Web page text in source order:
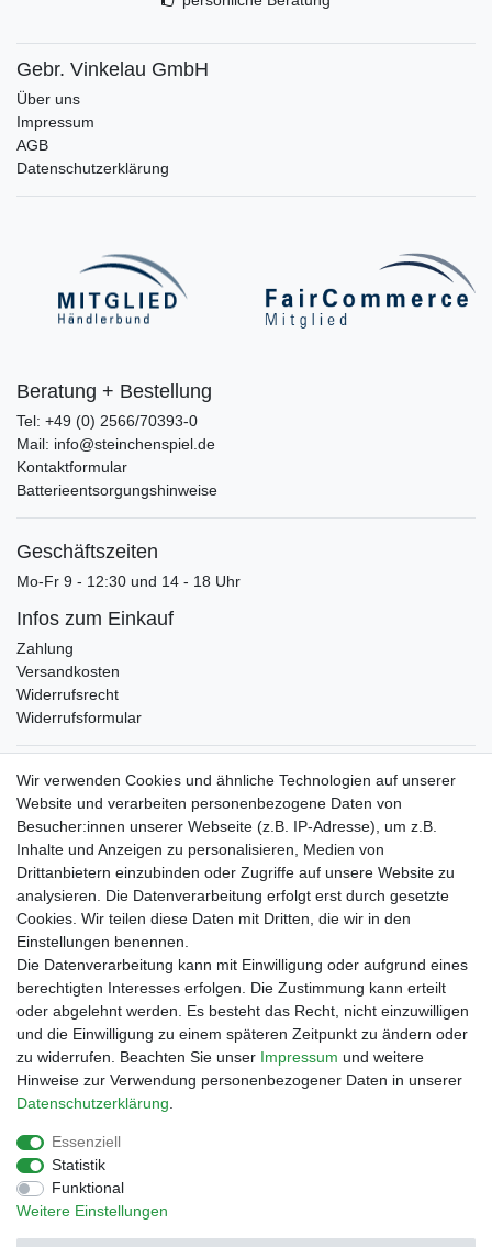
Gebr. Vinkelau GmbH
Über uns
Impressum
AGB
Datenschutzerklärung
Beratung + Bestellung
Tel: +49 (0) 2566/70393-0
Mail: info@steinchenspiel.de
Kontaktformular
Batterieentsorgungshinweise
Geschäftszeiten
Mo-Fr 9 - 12:30 und 14 - 18 Uhr
Infos zum Einkauf
Zahlung
Versandkosten
Widerrufsrecht
Widerrufsformular
Verpackungslizenz
bei der Landbell AG
Zahlungsarten
Vorabüberweisung
Rechnungskauf
Zahlung bei Abholung
PayPal (inkl. Kreditkarten)
Impressum
Barrierefreiheitserklärung
Wir verwenden Cookies und ähnliche Technologien auf unserer
Website und verarbeiten personenbezogene Daten von
Besucher:innen unserer Webseite (z.B. IP-Adresse), um z.B.
Inhalte und Anzeigen zu personalisieren, Medien von
Drittanbietern einzubinden oder Zugriffe auf unsere Website zu
analysieren. Die Datenverarbeitung erfolgt erst durch gesetzte
Cookies. Wir teilen diese Daten mit Dritten, die wir in den
Einstellungen benennen.
Die Datenverarbeitung kann mit Einwilligung oder aufgrund eines
berechtigten Interesses erfolgen. Die Zustimmung kann erteilt
oder abgelehnt werden. Es besteht das Recht, nicht einzuwilligen
und die Einwilligung zu einem späteren Zeitpunkt zu ändern oder
zu widerrufen. Beachten Sie unser Impressum und weitere
Hinweise zur Verwendung personenbezogener Daten in unserer
Daten­schutz­erklärung
Essenziell
Statistik
Funktional
Weitere Einstellungen